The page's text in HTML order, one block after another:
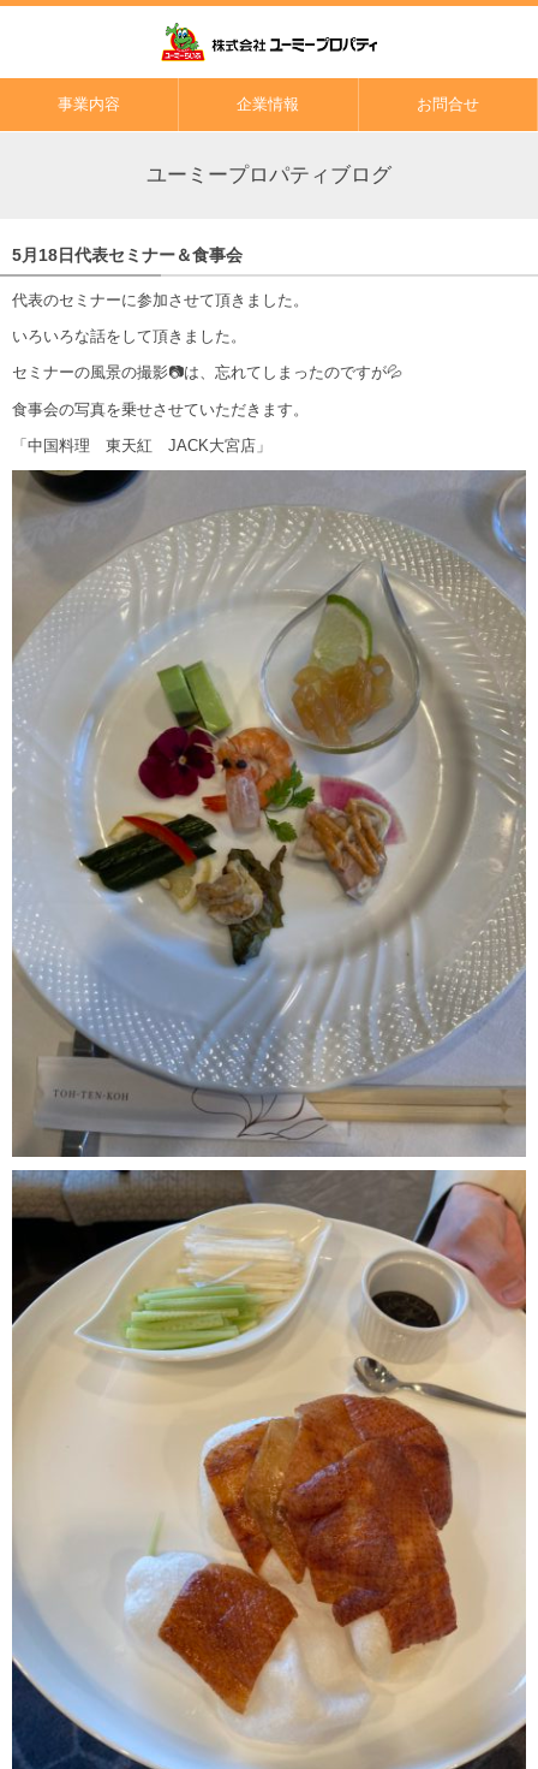
事業内容 企業情報 お問合せ
ユーミープロパティブログ
5月18日代表セミナー＆食事会
代表のセミナーに参加させて頂きました。
いろいろな話をして頂きました。
セミナーの風景の撮影📷は、忘れてしまったのですが💦
食事会の写真を乗せさせていただきます。
「中国料理 東天紅 JACK大宮店」